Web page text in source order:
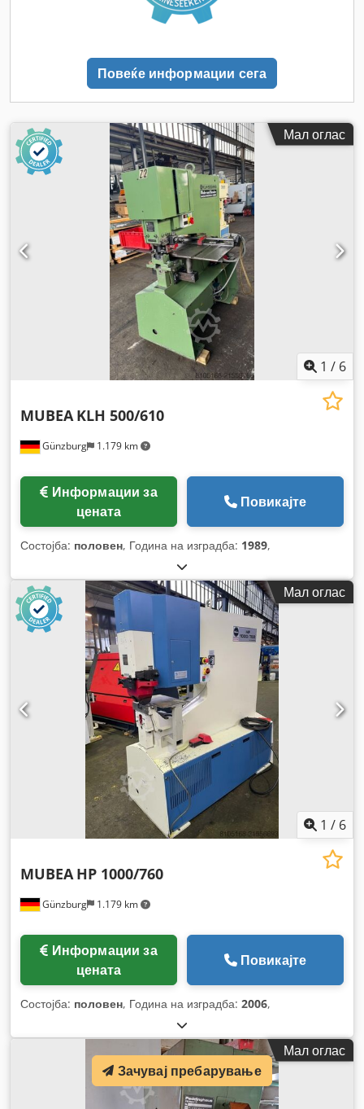
Повеќе информации сега
Мал оглас
1 / 6
Günzburg 1.179 km
MUBEA KLH 500/610
цената
Повикајте
Состојба: половен, Година на изградба: 1989,
Мал оглас
1 / 6
Günzburg 1.179 km
MUBEA HP 1000/760
цената
Повикајте
Состојба: половен, Година на изградба: 2006,
Мал оглас
Зачувај пребарување